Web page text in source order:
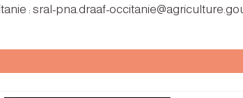
: sral-pna.draaf-